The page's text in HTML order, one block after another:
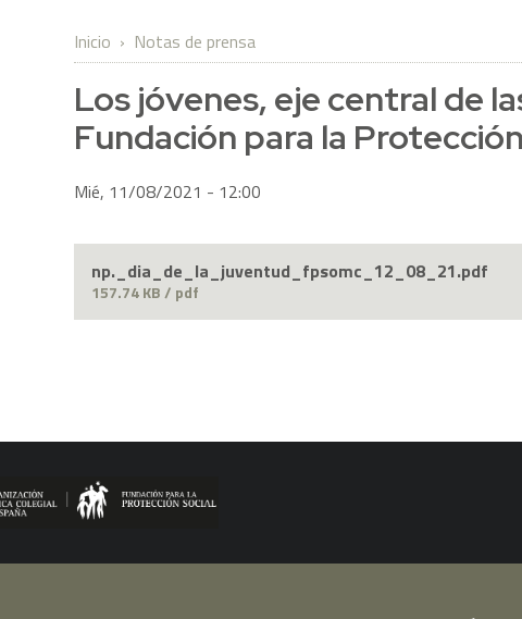
Inicio Notas de prensa
Los jóvenes, eje central de
Fundación para la
Mié, 11/08/2021 - 12:00
np._dia_de_la_juventud_fpsomc_12_08_21.pdf
157.74 KB / pdf